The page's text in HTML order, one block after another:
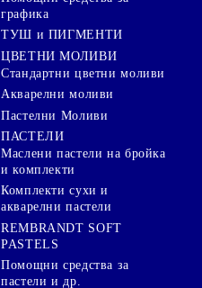
графика
ТУШ и ПИГМЕНТИ
ЦВЕТНИ МОЛИВИ
Стандартни цветни моливи
Акварелни моливи
Пастелни Моливи
ПАСТЕЛИ
Маслени пастели на бройка
и комплекти
Комплекти сухи и
акварелни пастели
REMBRANDT SOFT
PASTELS
Помощни средства за
пастели и др.